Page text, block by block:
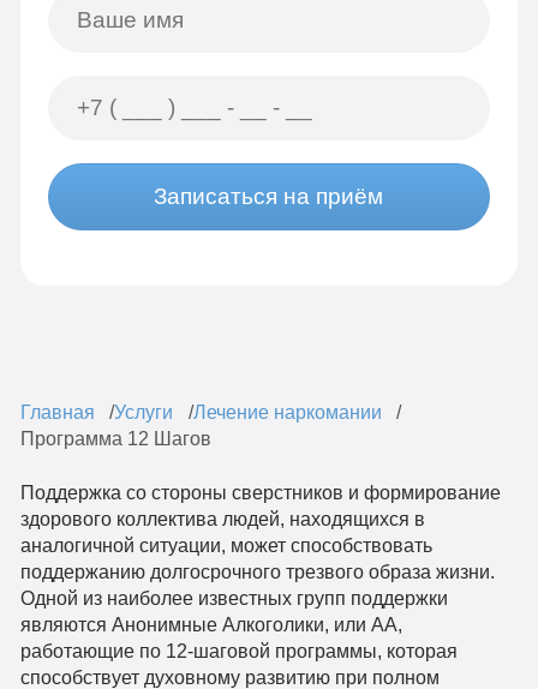
Записаться на приём
Главная Услуги
Лечение наркомании
Программа 12 Шагов
Поддержка со стороны сверстников и формирование
здорового коллектива людей, находящихся в
аналогичной ситуации, может способствовать
поддержанию долгосрочного трезвого образа жизни.
Одной из наиболее известных групп поддержки
являются Анонимные Алкоголики, или АА,
работающие по 12-шаговой программы, которая
способствует духовному развитию при полном